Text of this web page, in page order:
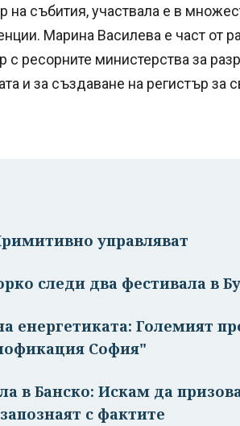
на събития, участвала е в
Марина Василева е част от
с ресорните министерства за
и за създаване на регистър за
управляват
следи два фестивала в
енергетиката: Големият
София"
в Банско: Искам да
с фактите